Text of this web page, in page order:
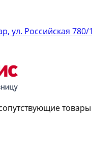
ул. Российская
товары